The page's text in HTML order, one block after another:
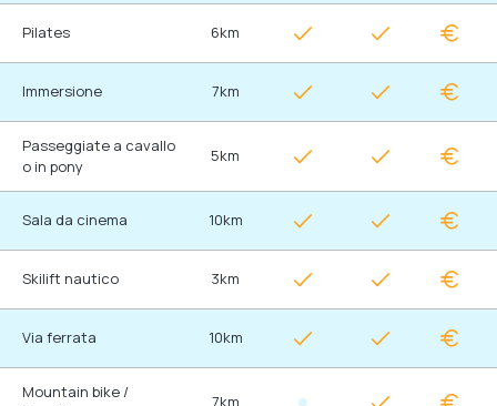
Pilates 6km
Immersione 7km
Passeggiate a cavallo
o in pony
5km
Sala da cinema 10km
Skilift nautico 3km
Via ferrata 10km
Mountain bike /
7km